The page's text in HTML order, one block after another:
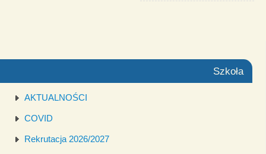
Szkoła
AKTUALNOŚCI
COVID
Rekrutacja 2026/2027